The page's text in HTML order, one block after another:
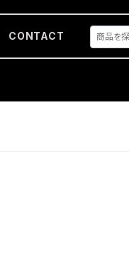
CONTACT